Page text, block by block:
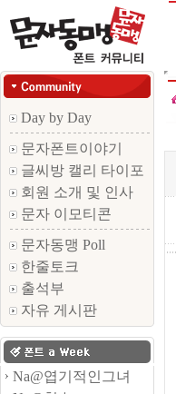
Day by Day
문자폰트이야기
글씨방 캘리 타이포
회원 소개 및 인사
문자 이모티콘
문자동맹 Poll
한줄토크
출석부
자유 게시판
Na@엽기적인그녀